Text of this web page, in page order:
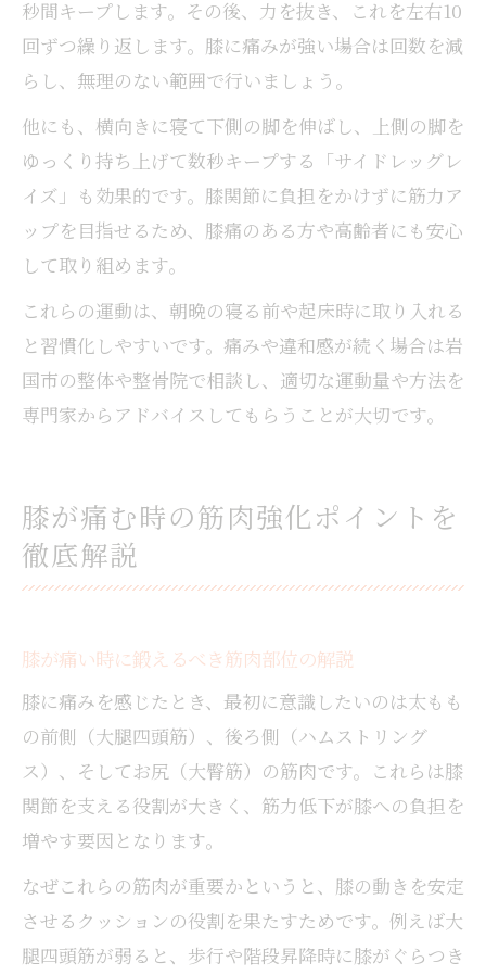
秒間キープします。その後、力を抜き、これを左右10
回ずつ繰り返します。膝に痛みが強い場合は回数を減
らし、無理のない範囲で行いましょう。
他にも、横向きに寝て下側の脚を伸ばし、上側の脚を
ゆっくり持ち上げて数秒キープする「サイドレッグレ
イズ」も効果的です。膝関節に負担をかけずに筋力ア
ップを目指せるため、膝痛のある方や高齢者にも安心
して取り組めます。
これらの運動は、朝晩の寝る前や起床時に取り入れる
と習慣化しやすいです。痛みや違和感が続く場合は岩
国市の整体や整骨院で相談し、適切な運動量や方法を
専門家からアドバイスしてもらうことが大切です。
膝が痛む時の筋肉強化ポイントを
徹底解説
膝が痛い時に鍛えるべき筋肉部位の解説
膝に痛みを感じたとき、最初に意識したいのは太もも
の前側（大腿四頭筋）、後ろ側（ハムストリング
ス）、そしてお尻（大臀筋）の筋肉です。これらは膝
関節を支える役割が大きく、筋力低下が膝への負担を
増やす要因となります。
なぜこれらの筋肉が重要かというと、膝の動きを安定
させるクッションの役割を果たすためです。例えば大
腿四頭筋が弱ると、歩行や階段昇降時に膝がぐらつき